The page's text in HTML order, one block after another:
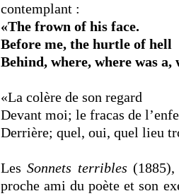
contemplant :
«The frown of his face.
Before me, the hurtle of hell
Behind, where, where was a,
«La colère de son regard
Devant moi; le fracas de
Derrière; quel, oui, quel lieu
LesSonnets terribles
proche ami du poète et son